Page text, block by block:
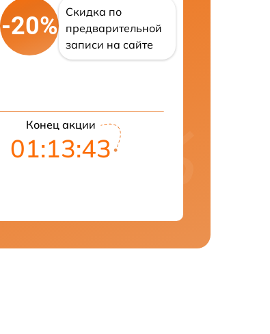
-20%
Скидка по
предварительной
записи на сайте
Конец акции
01:13:42